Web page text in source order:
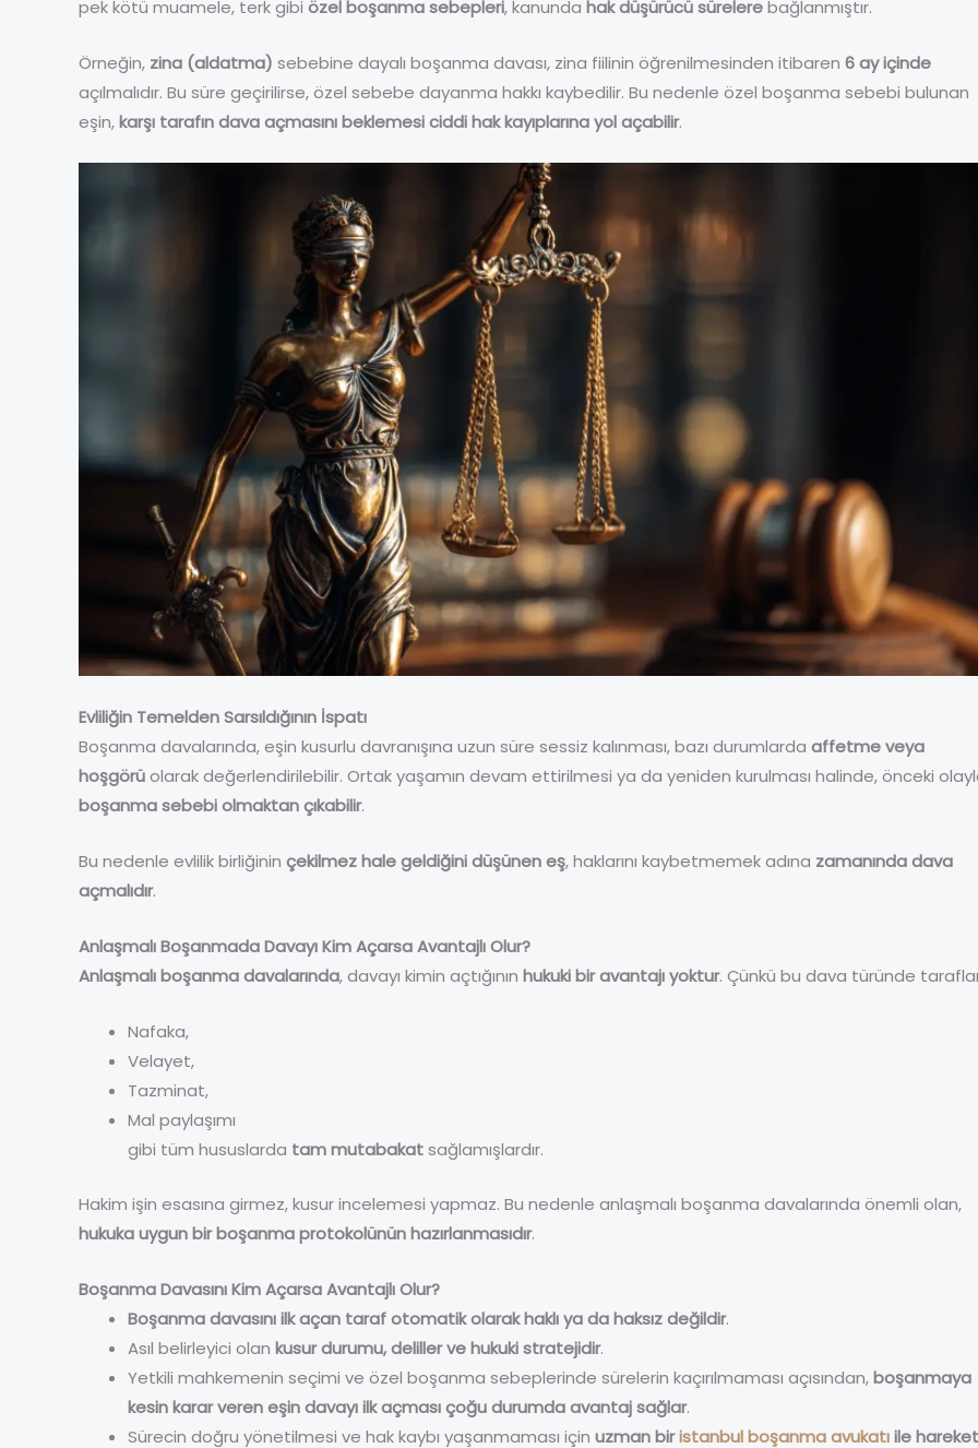
pek kötü muamele, terk gibi özel boşanma sebepleri, kanunda hak düşürücü sürelerebağlanmıştır.
Örneğin, zina (aldatma) sebebine dayalı boşanma davası, zina fiilinin öğrenilmesinden itibaren 6 ay içinde
açılmalıdır. Bu süre geçirilirse, özel sebebe dayanma hakkı kaybedilir. Bu nedenle özel boşanma sebebi bulunan
eşin,karşı tarafın dava açmasını beklemesi ciddi hak kayıplarına yol açabilir.
Evliliğin Temelden Sarsıldığının İspatı
Boşanma davalarında, eşin kusurlu davranışına uzun süre sessiz kalınması, bazı durumlarda affetme veya
hoşgörüolarak değerlendirilebilir. Ortak yaşamın devam ettirilmesi ya da yeniden kurulması halinde, önceki
boşanma sebebi olmaktan çıkabilir.
Bu nedenle evlilik birliğinin çekilmez hale geldiğini düşünen eş, haklarını kaybetmemek adına zamanında dava
açmalıdır.
Anlaşmalı Boşanmada Davayı Kim Açarsa Avantajlı Olur?
Anlaşmalı boşanma davalarında, davayı kimin açtığının hukuki bir avantajı yoktur. Çünkü bu dava türünde
Nafaka,
Velayet,
Tazminat,
Mal paylaşımı
gibi tüm hususlarda tam mutabakatsağlamışlardır.
Hakim işin esasına girmez, kusur incelemesi yapmaz. Bu nedenle anlaşmalı boşanma davalarında önemli olan,
hukuka uygun bir boşanma protokolünün hazırlanmasıdır.
Boşanma Davasını Kim Açarsa Avantajlı Olur?
Boşanma davasını ilk açan taraf otomatik olarak haklı ya da haksız değildir.
Asıl belirleyici olan kusur durumu, deliller ve hukuki stratejidir.
Yetkili mahkemenin seçimi ve özel boşanma sebeplerinde sürelerin kaçırılmaması açısından,boşanmaya
kesin karar veren eşin davayı ilk açması çoğu durumda avantaj sağlar.
Sürecin doğru yönetilmesi ve hak kaybı yaşanmaması için uzman biristanbul boşanma avukatıile hareket